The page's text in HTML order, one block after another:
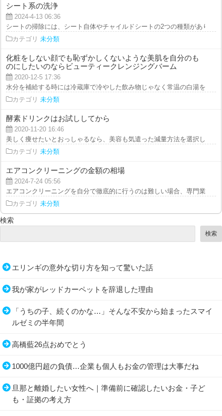
シート系の洗浄
2024-4-13 06:36
シートの掃除には、シート自体やチャイルドシートの2つの種類がありま
カテゴリ 未分類
化粧をしない顔でも恥ずかしくないような美肌を自分のも
のにしたいのならビューティークレンジングバーム
2020-12-5 17:36
水分を補給する時には冷蔵庫で冷やした飲み物じゃなく常温の白湯を飲用
カテゴリ 未分類
酵素ドリンクはお試ししてから
2020-11-20 16:46
美しく痩せたいとおっしゃるなら、美容も気遣った減量方法を選択しなけ
カテゴリ 未分類
エアコンクリーニングの金額の相場
2024-7-24 05:56
エアコンクリーニングを自分で徹底的に行うのは難しい場合、専門業者に
カテゴリ 未分類
検索
検索
エリンギの意外な切り方を知って驚いた話
我が家がレッドカーペットを辞退した理由
「うちの子、続くのかな…」そんな不安から始まったスマイ
ルゼミの半年間
高橋藍26点おめでとう
1000億円超の負債…企業も個人もお金の管理は大事だね
旦那と離婚したい女性へ｜準備前に確認したいお金・子ど
も・証拠の考え方